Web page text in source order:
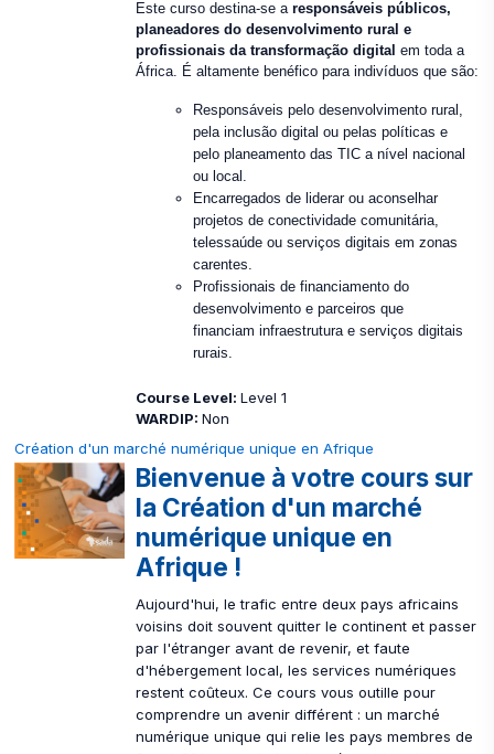
Este curso destina-se a responsáveis públicos,
planeadores do desenvolvimento rural e
profissionais da transformação digital em toda a
África. É altamente benéfico para indivíduos que são:
Responsáveis pelo desenvolvimento rural,
pela inclusão digital ou pelas políticas e
pelo planeamento das TIC a nível nacional
ou local.
Encarregados de liderar ou aconselhar
projetos de conectividade comunitária,
telessaúde ou serviços digitais em zonas
carentes.
Profissionais de financiamento do
desenvolvimento e parceiros que
financiam infraestrutura e serviços digitais
rurais.
Course Level: Level 1
WARDIP: Non
Création d'un marché numérique unique en Afrique
Bienvenue à votre cours sur
la Création d'un marché
numérique unique en
Afrique !
Aujourd'hui, le trafic entre deux pays africains
voisins doit souvent quitter le continent et passer
par l'étranger avant de revenir, et faute
d'hébergement local, les services numériques
restent coûteux. Ce cours vous outille pour
comprendre un avenir différent : un marché
numérique unique qui relie les pays membres de